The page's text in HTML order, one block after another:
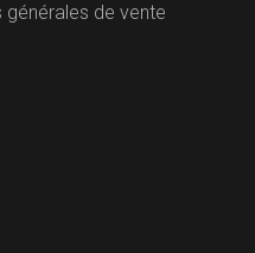
de vente